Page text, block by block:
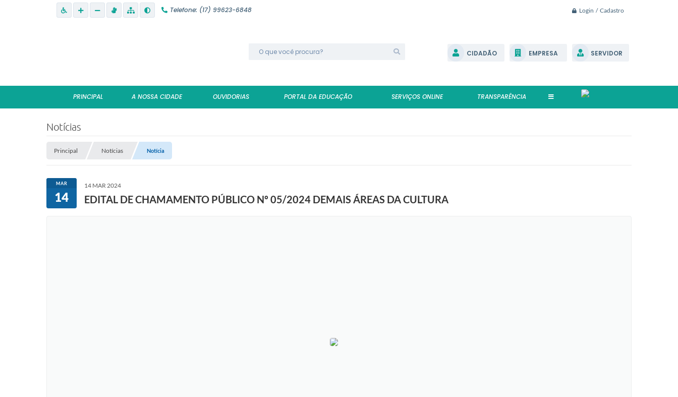
Login / Cadastro
Telefone: (17) 99623-6848
CIDADÃO EMPRESA SERVIDOR
PRINCIPAL A NOSSA CIDADE OUVIDORIAS PORTAL DA EDUCAÇÃO SERVIÇOS ONLINE TRANSPARÊNCIA
Notícias
Principal Notícias Notícia
MAR
14
14 MAR 2024
EDITAL DE CHAMAMENTO PÚBLICO Nº 05/2024 DEMAIS ÁREAS DA CULTURA